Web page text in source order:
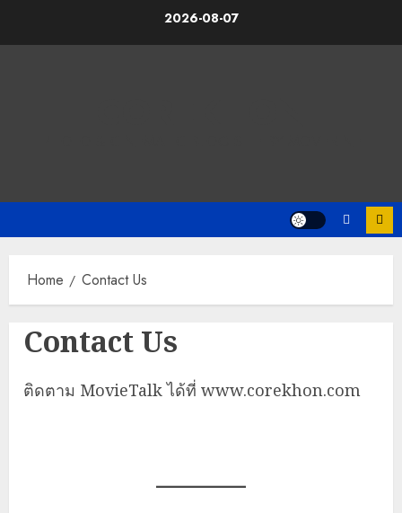
2026-08-07
Home Contact Us
Contact Us
ติดตาม MovieTalk ได้ที่ www.corekhon.com